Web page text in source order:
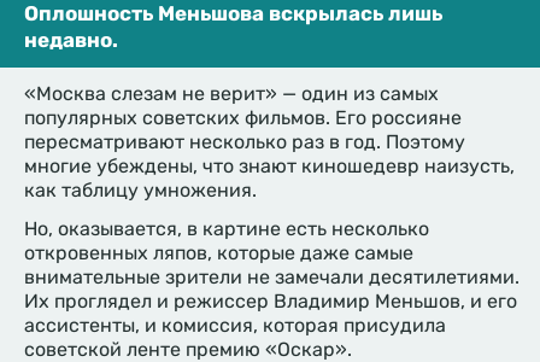
Оплошность Меньшова вскрылась лишь
недавно.
«Москва слезам не верит» — один из самых
популярных советских фильмов. Его россияне
пересматривают несколько раз в год. Поэтому
многие убеждены, что знают киношедевр наизусть,
как таблицу умножения.
Но, оказывается, в картине есть несколько
откровенных ляпов, которые даже самые
внимательные зрители не замечали десятилетиями.
Их проглядел и режиссер Владимир Меньшов, и его
ассистенты, и комиссия, которая присудила
советской ленте премию «Оскар».